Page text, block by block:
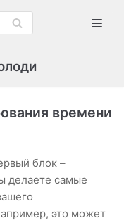
времени
блок –
делаете самые
это может